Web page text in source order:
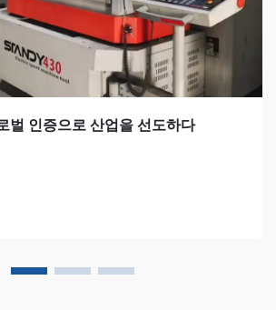
벌 인증으로 산업을 선도하다